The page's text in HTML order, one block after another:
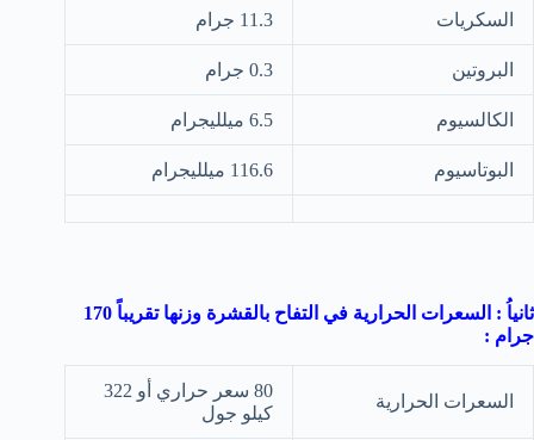
السكريات 11.3 جرام
البروتين 0.3 جرام
الكالسيوم 6.5 ميلليجرام
البوتاسيوم 116.6 ميلليجرام
ثانياُ : السعرات الحرارية في التفاح بالقشرة وزنها تقريباً 170
جرام :
السعرات الحرارية
80 سعر حراري أو 322
كيلو جول